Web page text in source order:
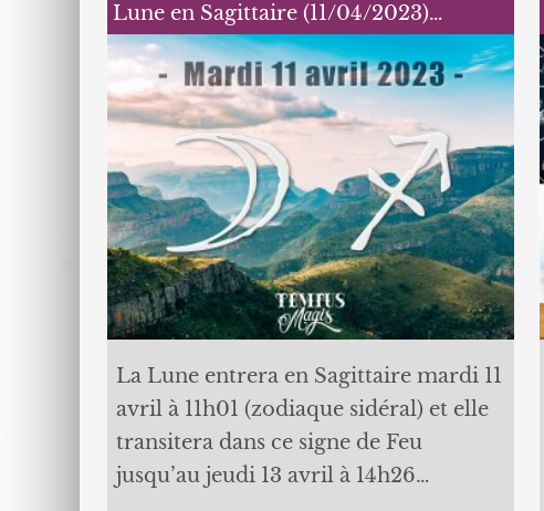
Lune en Sagittaire (11/04/2023)…
La Lune entrera en Sagittaire mardi 11
avril à 11h01 (zodiaque sidéral) et elle
transitera dans ce signe de Feu
jusqu’au jeudi 13 avril à 14h26…